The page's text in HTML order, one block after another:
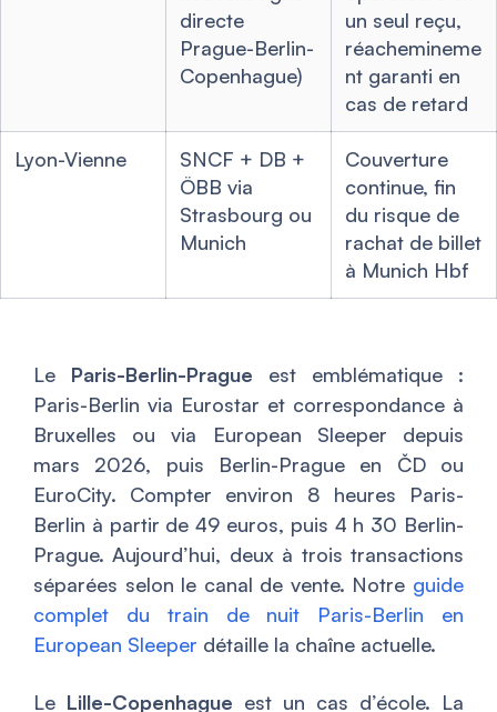
directe
Prague-Berlin-
Copenhague)
un seul reçu,
réachemineme
nt garanti en
cas de retard
Lyon-Vienne
SNCF + DB +
ÖBB via
Strasbourg ou
Munich
Couverture
continue, fin
du risque de
rachat de billet
à Munich Hbf
Le Paris-Berlin-Prague est emblématique :
Paris-Berlin via Eurostar et correspondance à
Bruxelles ou via European Sleeper depuis
mars 2026, puis Berlin-Prague en ČD ou
EuroCity. Compter environ 8 heures Paris-
Berlin à partir de 49 euros, puis 4 h 30 Berlin-
Prague. Aujourd’hui, deux à trois transactions
séparées selon le canal de vente. Notre guide
complet du train de nuit Paris-Berlin en
European Sleeper détaille la chaîne actuelle.
Le Lille-Copenhague est un cas d’école. La